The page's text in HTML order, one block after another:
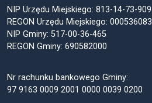
NIP Urzędu Miejskiego: 813-14-73-909
REGON Urzędu Miejskiego: 000536083
NIP Gminy: 517-00-36-465
REGON Gminy: 690582000
Nr rachunku bankowego Gminy:
97 9163 0009 2001 0000 0039 0200